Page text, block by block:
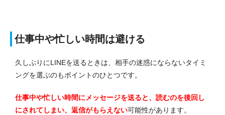
仕事中や忙しい時間は避ける
久しぶりにLINEを送るときは、相手の迷惑にならないタイミ
ングを選ぶのもポイントのひとつです。
仕事中や忙しい時間にメッセージを送ると、読むのを後回し
にされてしまい、返信がもらえない可能性があります。